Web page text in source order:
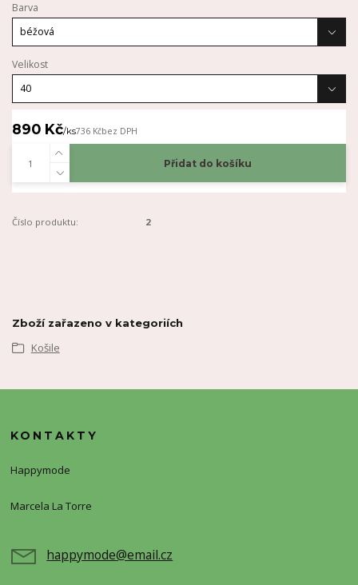
Barva
Velikost
890 Kč/ks736 Kčbez DPH
Přidat do košíku
Číslo produktu: 2
Zboží zařazeno v kategoriích
Košile
KONTAKTY
Happymode
Marcela La Torre
happymode@email.cz